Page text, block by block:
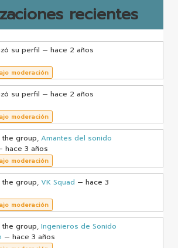
recientes
su perfil — hace 2 años
moderación
su perfil — hace 2 años
moderación
the group, Amantes del sonido
hace 3 años
moderación
the group, VK Squad — hace 3
moderación
the group, Ingenieros de Sonido
— hace 3 años